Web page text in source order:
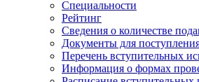
Специальности
Рейтинг
Сведения о количестве
Документы для
Перечень вступительных
Информация о формах